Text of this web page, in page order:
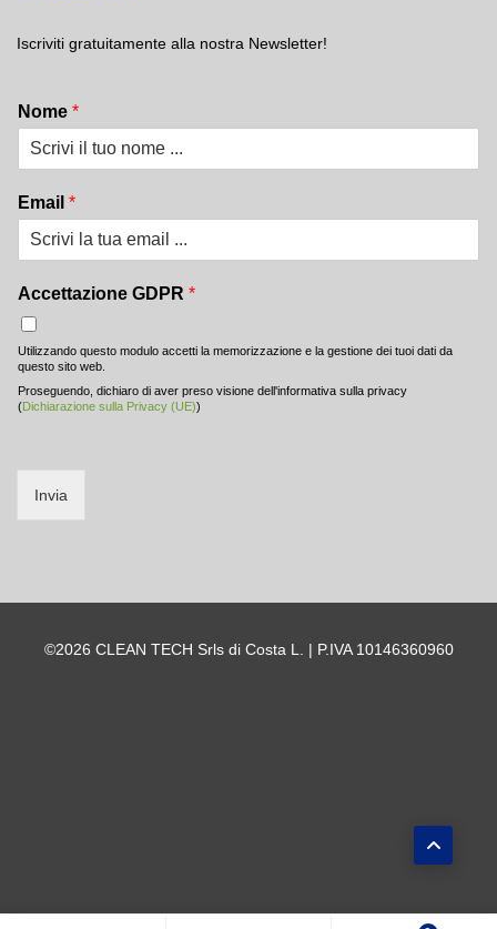
Iscriviti gratuitamente alla nostra Newsletter!
Nome *
Email *
Accettazione GDPR *
Utilizzando questo modulo accetti la memorizzazione e la gestione dei tuoi dati da
questo sito web.
Proseguendo, dichiaro di aver preso visione dell'informativa sulla privacy
(Dichiarazione sulla Privacy (UE))
Invia
©2026 CLEAN TECH Srls di Costa L. | P.IVA 10146360960